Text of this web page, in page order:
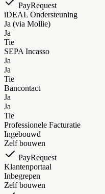
PayRequest
iDEAL Ondersteuning
Ja (via Mollie)
Ja
Tie
SEPA Incasso
Ja
Ja
Tie
Bancontact
Ja
Ja
Tie
Professionele Facturatie
Ingebouwd
Zelf bouwen
PayRequest
Klantenportaal
Inbegrepen
Zelf bouwen